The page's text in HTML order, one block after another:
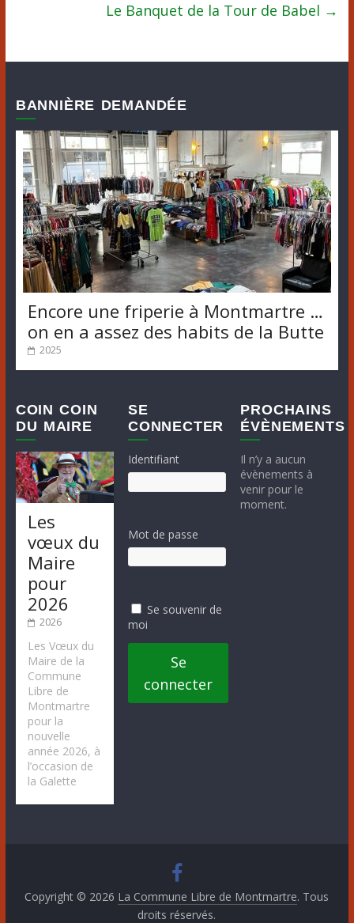
Le Banquet de la Tour de Babel →
BANNIÈRE DEMANDÉE
Encore une friperie à Montmartre …
on en a assez des habits de la Butte
2025
COIN COIN
DU MAIRE
Les
vœux du
Maire
pour
2026
2026
Les Vœux du
Maire de la
Commune
Libre de
Montmartre
pour la
nouvelle
année 2026, à
l’occasion de
la Galette
SE
CONNECTER
Identifiant
Mot de passe
Se souvenir de
moi
Se
connecter
PROCHAINS
ÉVÈNEMENTS
Il n’y a aucun
évènements à
venir pour le
moment.
Copyright © 2026 La Commune Libre de Montmartre. Tous
droits réservés.